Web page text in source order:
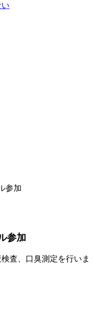
参加
参加
査、口臭測定を行いま